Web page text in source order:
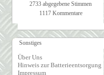
2733 abgegebene Stimmen
1117 Kommentare
Sonstiges
Über Uns
Hinweis zur Batterieentsorgung
Impressum